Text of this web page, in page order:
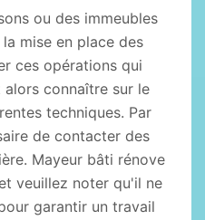
ou des immeubles
mise en place des
ces opérations qui
connaître sur le
techniques. Par
de contacter des
Mayeur bâti rénove
veuillez noter qu'il ne
garantir un travail